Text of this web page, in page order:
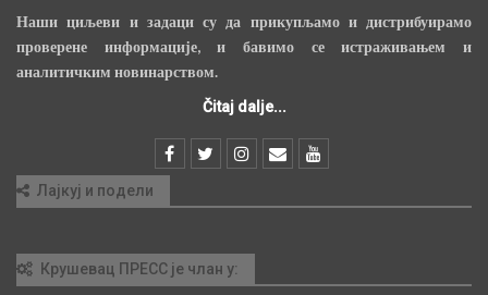
Наши циљеви и задаци су да прикупљамо и дистрибуирамо
проверене информације, и бавимо се истраживањем и
аналитичким новинарством.
Čitaj dalje...
Лајкуј и подели
Крушевац ПРЕСС је члан у: